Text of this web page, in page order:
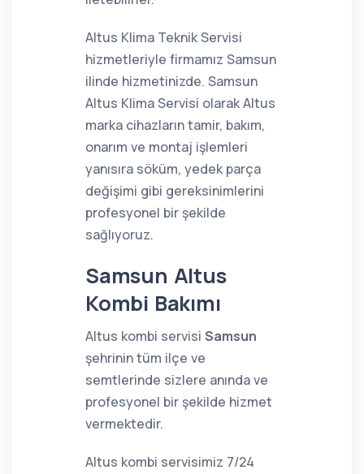
Altus Klima Teknik Servisi
hizmetleriyle firmamız Samsun
ilinde hizmetinizde. Samsun
Altus Klima Servisi olarak Altus
marka cihazların tamir, bakım,
onarım ve montaj işlemleri
yanısıra söküm, yedek parça
değişimi gibi gereksinimlerini
profesyonel bir şekilde
sağlıyoruz.
Samsun Altus
Kombi Bakımı
Altus kombi servisi Samsun
şehrinin tüm ilçe ve
semtlerinde sizlere anında ve
profesyonel bir şekilde hizmet
vermektedir.
Altus kombi servisimiz 7/24